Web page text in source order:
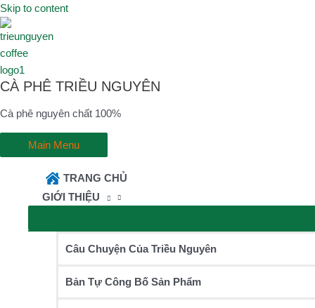
Skip to content
CÀ PHÊ TRIỀU NGUYÊN
Cà phê nguyên chất 100%
Main Menu
TRANG CHỦ
GIỚI THIỆU
Câu Chuyện Của Triều Nguyên
Bản Tự Công Bố Sản Phẩm